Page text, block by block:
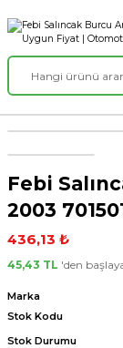
Febi
2003
436,13 ₺
45,43 TL 'den
Marka
Stok Kodu
Stok Durumu